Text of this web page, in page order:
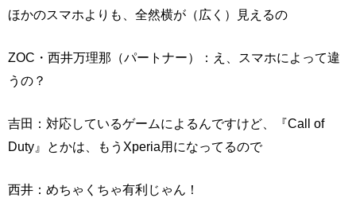
ほかのスマホよりも、全然横が（広く）見えるの
ZOC・西井万理那（パートナー）：え、スマホによって違
うの？
吉田：対応しているゲームによるんですけど、『Call of
Duty』とかは、もうXperia用になってるので
西井：めちゃくちゃ有利じゃん！